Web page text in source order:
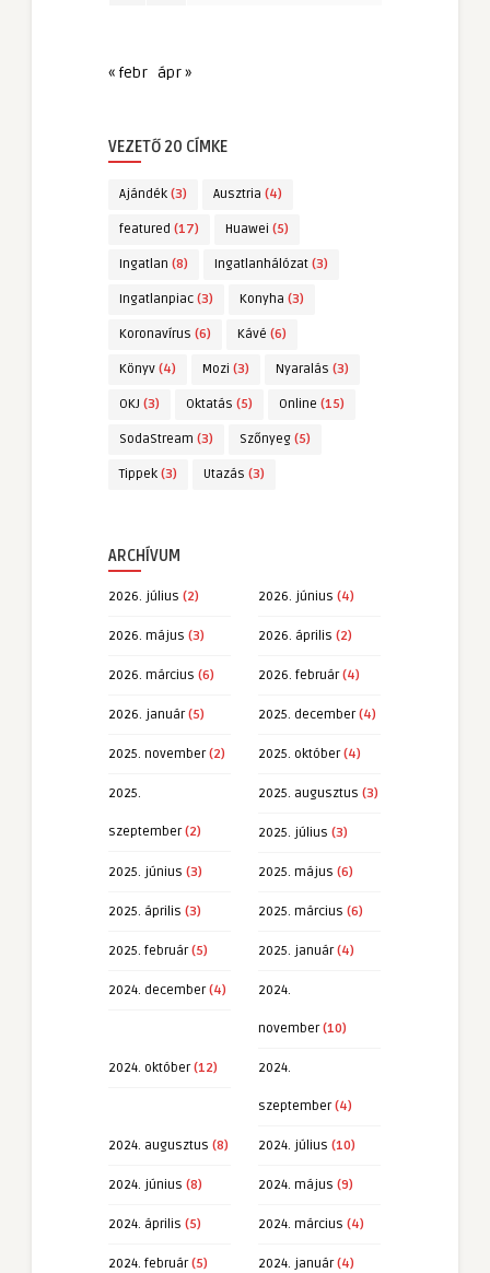
« febr ápr »
VEZETŐ 20 CÍMKE
Ajándék (3) Ausztria (4)
featured (17) Huawei (5)
Ingatlan (8) Ingatlanhálózat (3)
Ingatlanpiac (3) Konyha (3)
Koronavírus (6) Kávé (6)
Könyv (4) Mozi (3) Nyaralás (3)
OKJ (3) Oktatás (5) Online (15)
SodaStream (3) Szőnyeg (5)
Tippek (3) Utazás (3)
ARCHÍVUM
2026. július (2) 2026. június (4)
2026. május (3) 2026. április (2)
2026. március (6) 2026. február(4)
2026. január(5) 2025. december(4)
2025. november(2) 2025. október(4)
2025.
szeptember(2)
2025. augusztus (3)
2025. július (3)
2025. június (3) 2025. május (6)
2025. április (3) 2025. március (6)
2025. február(5) 2025. január(4)
2024. december(4) 2024.
november(10)
2024. október(12) 2024.
szeptember(4)
2024. augusztus (8) 2024. július (10)
2024. június (8) 2024. május (9)
2024. április (5) 2024. március (4)
2024. február(5) 2024. január(4)